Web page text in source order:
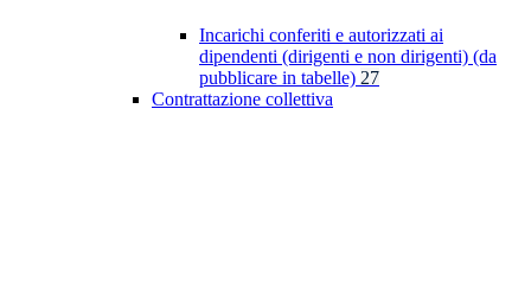
Incarichi conferiti e autorizzati ai
dipendenti (dirigenti e non dirigenti) (da
pubblicare in tabelle) 27
Contrattazione collettiva